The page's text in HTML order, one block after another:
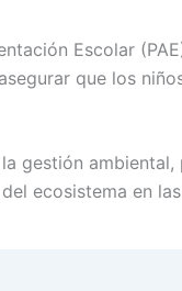
Escolar
que los
gestión
ecosistema en